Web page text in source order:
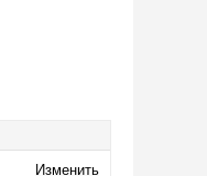
Изменить